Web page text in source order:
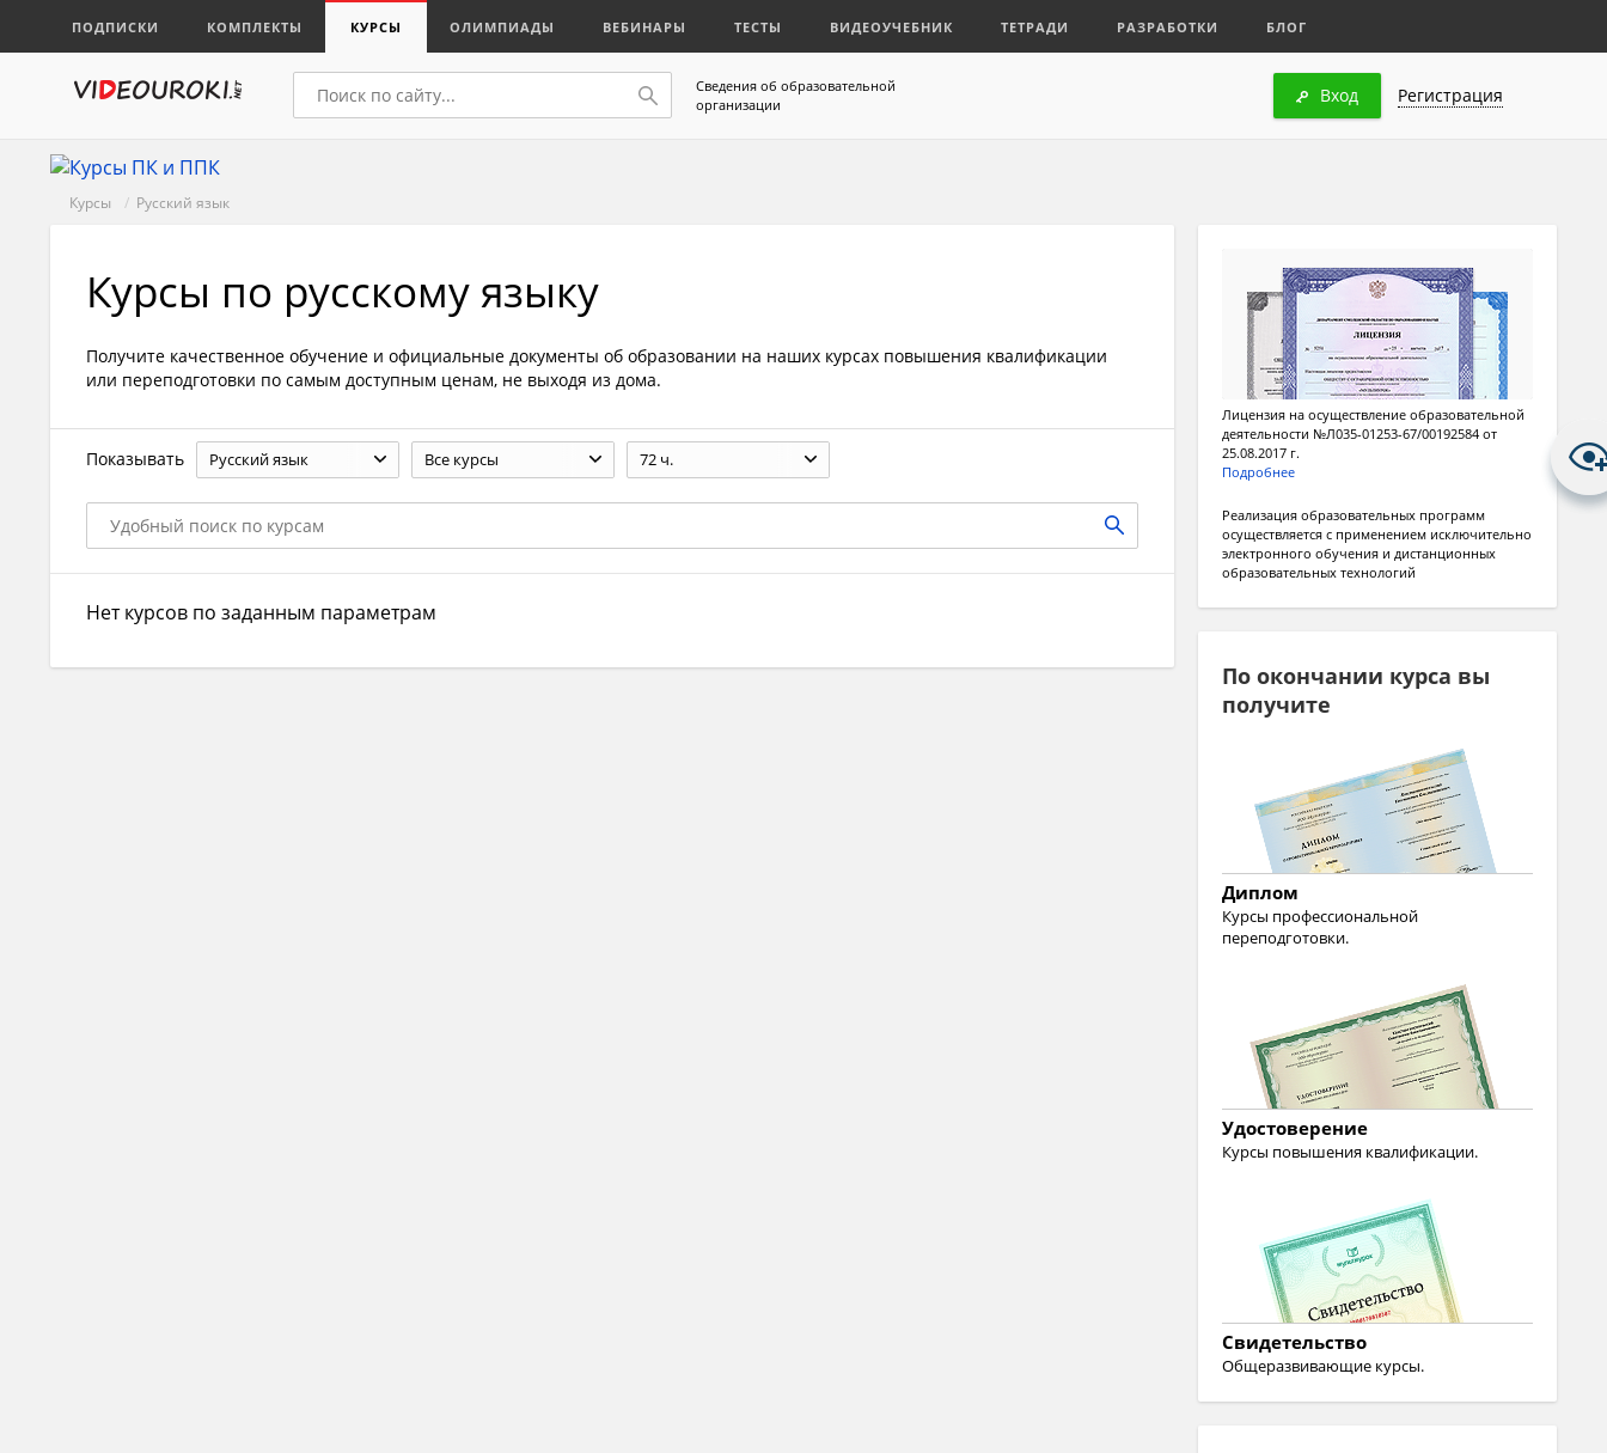
ПОДПИСКИ КОМПЛЕКТЫ КУРСЫ ОЛИМПИАДЫ ВЕБИНАРЫ ТЕСТЫ ВИДЕОУЧЕБНИК ТЕТРАДИ РАЗРАБОТКИ БЛОГ
Сведения об образовательной
организации
Вход Регистрация
Курсы / Русский язык
Курсы по русскому языку
Получите качественное обучение и официальные документы об образовании на наших курсах повышения квалификации
или переподготовки по самым доступным ценам, не выходя из дома.
Показывать Русский язык Все курсы 72 ч.
Нет курсов по заданным параметрам
Лицензия на осуществление образовательной
деятельности №Л035-01253-67/00192584 от
25.08.2017 г.
Подробнее
Реализация образовательных программ
осуществляется с применением исключительно
электронного обучения и дистанционных
образовательных технологий
По окончании курса вы
получите
Диплом
Курсы профессиональной
переподготовки.
Удостоверение
Курсы повышения квалификации.
Свидетельство
Общеразвивающие курсы.